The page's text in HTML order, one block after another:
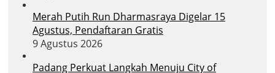
Merah Putih Run Dharmasraya Digelar 15
Agustus, Pendaftaran Gratis
9 Agustus 2026
Padang Perkuat Langkah Menuju City of